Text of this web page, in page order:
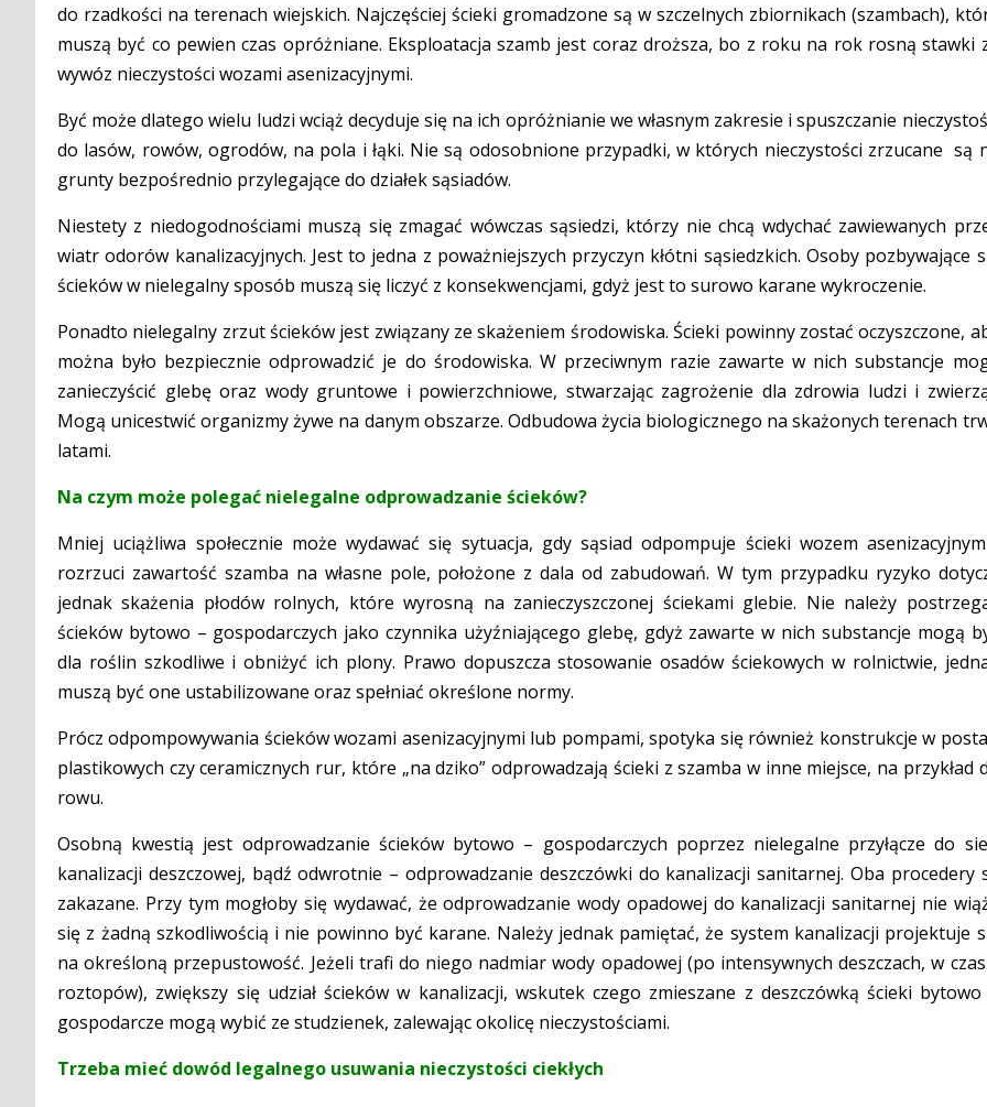
do rzadkości na terenach wiejskich. Najczęściej ścieki gromadzone są w szczelnych zbiornikach (szambach),
muszą być co pewien czas opróżniane. Eksploatacja szamb jest coraz droższa, bo z roku na rok rosną stawki
wywóz nieczystości wozami asenizacyjnymi.
Być może dlatego wielu ludzi wciąż decyduje się na ich opróżnianie we własnym zakresie i spuszczanie
do lasów, rowów, ogrodów, na pola i łąki. Nie są odosobnione przypadki, w których nieczystości zrzucane są
grunty bezpośrednio przylegające do działek sąsiadów.
Niestety z niedogodnościami muszą się zmagać wówczas sąsiedzi, którzy nie chcą wdychać zawiewanych
wiatr odorów kanalizacyjnych. Jest to jedna z poważniejszych przyczyn kłótni sąsiedzkich. Osoby pozbywające
ścieków w nielegalny sposób muszą się liczyć z konsekwencjami, gdyż jest to surowo karane wykroczenie.
Ponadto nielegalny zrzut ścieków jest związany ze skażeniem środowiska. Ścieki powinny zostać oczyszczone,
można było bezpiecznie odprowadzić je do środowiska. W przeciwnym razie zawarte w nich substancje
zanieczyścić glebę oraz wody gruntowe i powierzchniowe, stwarzając zagrożenie dla zdrowia ludzi i
Mogą unicestwić organizmy żywe na danym obszarze. Odbudowa życia biologicznego na skażonych terenach
latami.
Na czym może polegać nielegalne odprowadzanie ścieków?
Mniej uciążliwa społecznie może wydawać się sytuacja, gdy sąsiad odpompuje ścieki wozem
rozrzuci zawartość szamba na własne pole, położone z dala od zabudowań. W tym przypadku ryzyko
jednak skażenia płodów rolnych, które wyrosną na zanieczyszczonej ściekami glebie. Nie należy
ścieków bytowo – gospodarczych jako czynnika użyźniającego glebę, gdyż zawarte w nich substancje mogą
dla roślin szkodliwe i obniżyć ich plony. Prawo dopuszcza stosowanie osadów ściekowych w rolnictwie,
muszą być one ustabilizowane oraz spełniać określone normy.
Prócz odpompowywania ścieków wozami asenizacyjnymi lub pompami, spotyka się również konstrukcje w
plastikowych czy ceramicznych rur, które „na dziko” odprowadzają ścieki z szamba w inne miejsce, na przykład
rowu.
Osobną kwestią jest odprowadzanie ścieków bytowo – gospodarczych poprzez nielegalne przyłącze do
kanalizacji deszczowej, bądź odwrotnie – odprowadzanie deszczówki do kanalizacji sanitarnej. Oba procedery
zakazane. Przy tym mogłoby się wydawać, że odprowadzanie wody opadowej do kanalizacji sanitarnej nie
się z żadną szkodliwością i nie powinno być karane. Należy jednak pamiętać, że system kanalizacji projektuje
na określoną przepustowość. Jeżeli trafi do niego nadmiar wody opadowej (po intensywnych deszczach, w
roztopów), zwiększy się udział ścieków w kanalizacji, wskutek czego zmieszane z deszczówką ścieki
gospodarcze mogą wybić ze studzienek, zalewając okolicę nieczystościami.
Trzeba mieć dowód legalnego usuwania nieczystości ciekłych